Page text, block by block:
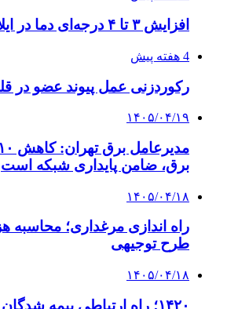
۱۴۰۵/۰۴/۱۵
شکست شاگردان قهرمانی
برای عنوان یازدهمی
عاشقانه، دارک رومنس و
خرید بهترین قهوه | خرید قهوه | قهوه
صندوق طلا
صندوق طلا
وام فوری
بازار و کسب و کار
3 هفته پیش